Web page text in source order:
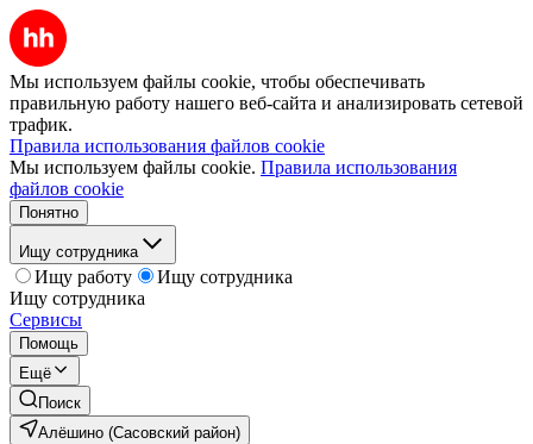
Мы используем файлы cookie, чтобы обеспечивать
правильную работу нашего веб-сайта и анализировать сетевой
трафик.
Правила использования файлов cookie
Мы используем файлы cookie. Правила использования
файлов cookie
Понятно
Ищу сотрудника
Ищу работу
Ищу сотрудника
Ищу сотрудника
Сервисы
Помощь
Ещё
Поиск
Алёшино (Сасовский район)